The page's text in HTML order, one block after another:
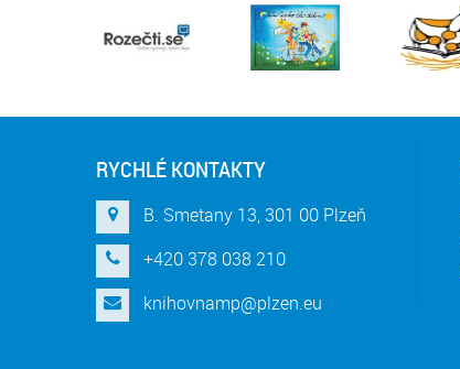
RYCHLÉ KONTAKTY
B. Smetany 13, 301 00 Plzeň
+420 378 038 210
knihovnamp@plzen.eu